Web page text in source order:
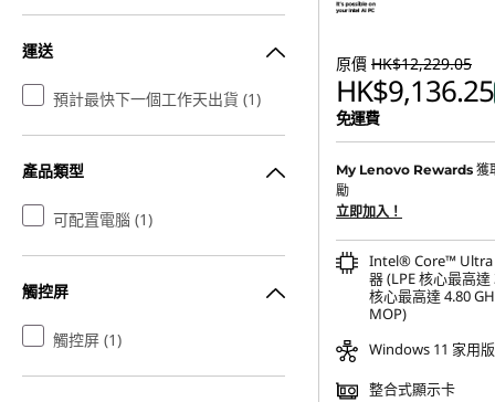
運送
預計最快下一個工作天出貨 (1)
產品類型
可配置電腦 (1)
觸控屏
觸控屏 (1)
原價 HK$12,229.05
HK$9,136.25
免運費
My Lenovo Rewards 獲
勵
立即加入！
Intel® Core™ Ultra
器 (LPE 核心最高達
核心最高達 4.80
MOP)
Windows 11 家用
整合式顯示卡